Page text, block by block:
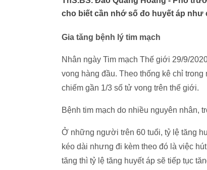
cho biết cần nhớ số đo huyết áp như
Gia tăng bệnh lý tim mạch
Nhân ngày Tim mạch Thế giới 29/9/
vong hàng đầu. Theo thống kê chỉ
chiếm gần 1/3 số tử vong trên thế giới.
Bệnh tim mạch do nhiều nguyên nhân,
Ở những người trên 60 tuổi, tỷ lệ tăng
kéo dài nhưng đi kèm theo đó là việc
tăng thì tỷ lệ tăng huyết áp sẽ tiếp tục